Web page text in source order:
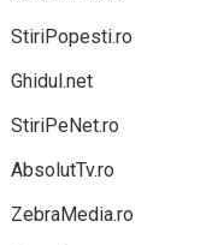
StiriPopesti.ro
Ghidul.net
StiriPeNet.ro
AbsolutTv.ro
ZebraMedia.ro